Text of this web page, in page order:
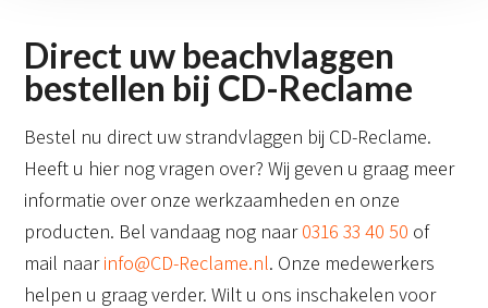
Direct uw beachvlaggen
bestellen bij CD-Reclame
Bestel nu direct uw strandvlaggen bij CD-Reclame.
Heeft u hier nog vragen over? Wij geven u graag meer
informatie over onze werkzaamheden en onze
producten. Bel vandaag nog naar0316 33 40 50 of
mail naarinfo@CD-Reclame.nl. Onze medewerkers
helpen u graag verder. Wilt u ons inschakelen voor